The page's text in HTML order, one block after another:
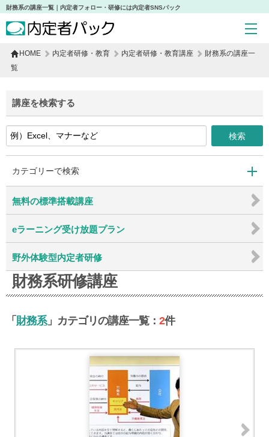
財務系の講座一覧｜内定者フォロー・研修には内定者SNSパック
HOME 内定者研修・教育 内定者研修・教育講座
財務系の講座一
覧
財務系研修講座
「 財務系」カテゴリの講座一覧： 2件
講座を検索する
カテゴリーで検索
10
0
6 5
無料の標準搭載講座
eラーニング受け放題プラン
野外体験型内定者研修